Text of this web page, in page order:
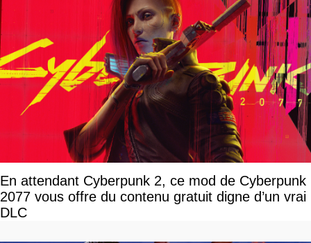
En attendant Cyberpunk 2, ce mod de Cyberpunk
2077 vous offre du contenu gratuit digne d’un vrai
DLC